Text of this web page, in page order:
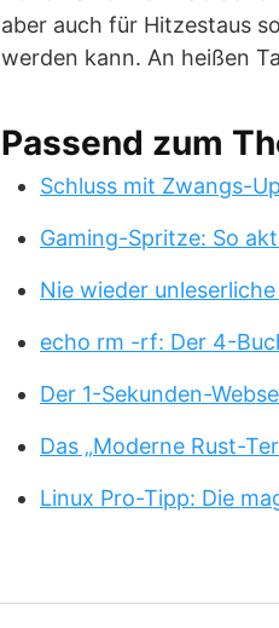
aber auch für Hitzestaus
werden kann. An heißen
Passend zum
Schluss mit Zwangs-
Gaming-Spritze: So
Nie wieder
echo rm -rf: Der 4-
Der 1-Sekunden-
Das „Moderne Rust-
Linux Pro-Tipp: Die